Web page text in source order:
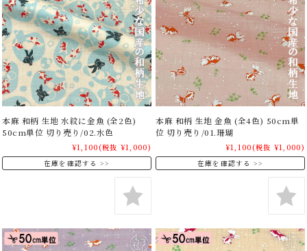
本麻 和柄 生地 水紋に金魚 (全2色)
50cm単位 切り売り/02.水色
¥1,100(税抜 ¥1,000)
在庫を確認する
本麻 和柄 生地 金魚 (全4色) 50cm単
位 切り売り/01.珊瑚
¥1,100(税抜 ¥1,000)
在庫を確認する